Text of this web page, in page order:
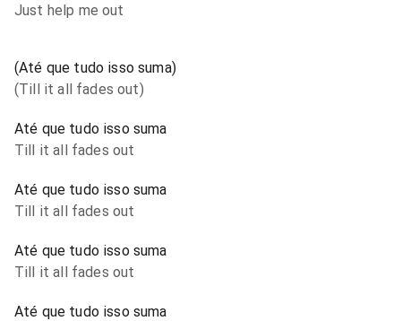
Just help me out
(Até que tudo isso suma)
(Till it all fades out)
Até que tudo isso suma
Till it all fades out
Até que tudo isso suma
Till it all fades out
Até que tudo isso suma
Till it all fades out
Até que tudo isso suma